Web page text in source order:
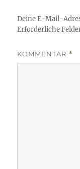
Deine E-Mail-
Erforderliche
KOMMENTAR *